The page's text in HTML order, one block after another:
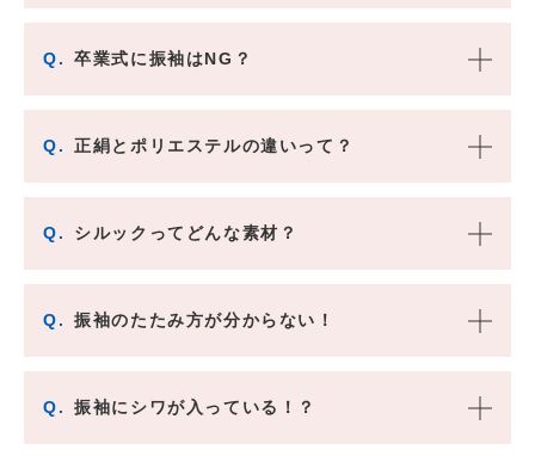
Q. 卒業式に振袖はNG？
Q. 正絹とポリエステルの違いって？
Q. シルックってどんな素材？
Q. 振袖のたたみ方が分からない！
Q. 振袖にシワが入っている！？